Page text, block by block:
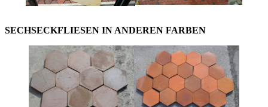
SECHSECKFLIESEN IN ANDEREN FARBEN